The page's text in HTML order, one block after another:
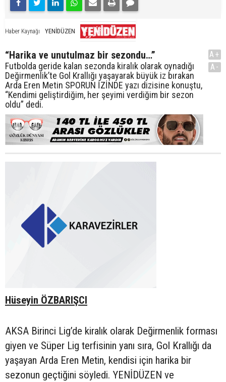
Haber Kaynağı YENİDÜZEN
“Harika ve unutulmaz bir sezondu…”
Futbolda geride kalan sezonda kiralık olarak oynadığı
Değirmenlik’te Gol Krallığı yaşayarak büyük iz bırakan
Arda Eren Metin SPORUN İZİNDE yazı dizisine konuştu,
“Kendimi geliştirdiğim, her şeyimi verdiğim bir sezon
oldu” dedi.
A+
A-
Hüseyin ÖZBARIŞCI
AKSA Birinci Lig’de kiralık olarak Değirmenlik forması
giyen ve Süper Lig terfisinin yanı sıra, Gol Krallığı da
yaşayan Arda Eren Metin, kendisi için harika bir
sezonun geçtiğini söyledi. YENİDÜZEN ve